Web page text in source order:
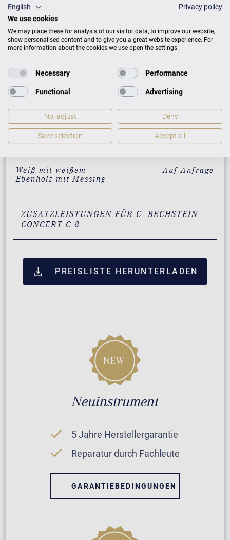
Makassar mit Messing
Santos Palisander mit
Messing
64.000 €
Pyramidenmahagoni mit
Messing
Amberholz mit Chrom Auf Anfrage
Walnuss schwarz
satiniert mit Chrom
Auf Anfrage
Weiß Skyline Berlin mit
Auf Anfrage
Weiß mit weißem
Ebenholz mit Messing
Auf Anfrage
ZUSATZLEISTUNGEN FÜR C. BECHSTEIN
CONCERT C 8
PREISLISTE HERUNTERLADEN
Neuinstrument
5 Jahre Herstellergarantie
Reparatur durch Fachleute
GARANTIEBEDINGUNGEN
English
Privacy policy
We use cookies
We may place these for analysis of our visitor data, to improve our website,
show personalised content and to give you a great website experience. For
more information about the cookies we use open the settings.
Necessary Performance
Functional Advertising
No, adjust Deny
Save selection Accept all